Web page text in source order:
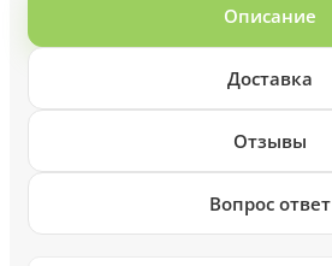
Описание
Доставка
Отзывы
Вопрос ответ